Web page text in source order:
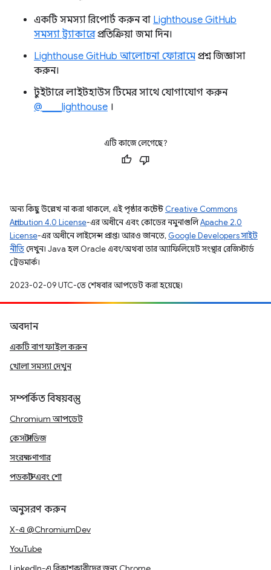
একটি সমস্যা রিপোর্ট করুন বা Lighthouse GitHub
সমস্যা ট্র্যাকারেপ্রতিক্রিয়া জমা দিন।
Lighthouse GitHub আলোচনা ফোরামে প্রশ্ন জিজ্ঞাসা
করুন।
টুইটারে লাইটহাউস টিমের সাথে যোগাযোগ করুন
@____lighthouse ।
এটি কাজে লেগেছে?
অন্য কিছু উল্লেখ না করা থাকলে, এই পৃষ্ঠার কন্টেন্ট Creative Commons
Attribution 4.0 License-এর অধীনে এবং কোডের নমুনাগুলিApache 2.0
License-এর অধীনে লাইসেন্স প্রাপ্ত। আরও জানতে, Google Developers সাইট
নীতিদেখুন। Java হল Oracle এবং/অথবা তার অ্যাফিলিয়েট সংস্থার রেজিস্টার্ড
ট্রেডমার্ক।
2023-02-09 UTC-তে শেষবার আপডেট করা হয়েছে।
অবদান
একটি বাগ ফাইল করুন
খোলা সমস্যা দেখুন
সম্পর্কিত বিষয়বস্তু
Chromium আপডেট
কেস স্টাডিজ
সংরক্ষণাগার
পডকাস্ট এবং শো
অনুসরণ করুন
X-এ @ChromiumDev
YouTube